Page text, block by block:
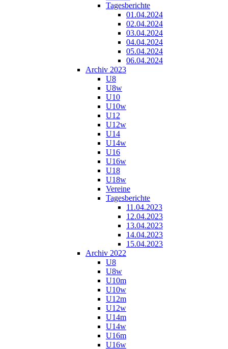
Tagesberichte
01.04.2024
02.04.2024
03.04.2024
04.04.2024
05.04.2024
06.04.2024
Archiv 2023
U8
U8w
U10
U10w
U12
U12w
U14
U14w
U16
U16w
U18
U18w
Vereine
Tagesberichte
11.04.2023
12.04.2023
13.04.2023
14.04.2023
15.04.2023
Archiv 2022
U8
U8w
U10m
U10w
U12m
U12w
U14m
U14w
U16m
U16w